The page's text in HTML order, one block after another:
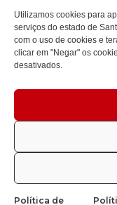
Utilizamos cookies para
serviços do estado de
com o uso de cookies e
clicar em "Negar" os
desativados.
Política de
Rua Fúlvio
Bairro:
Estreito -
CEP: